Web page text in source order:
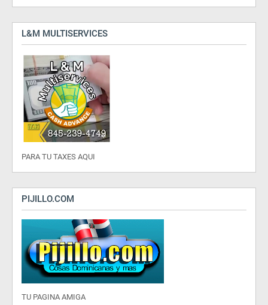
L&M MULTISERVICES
PARA TU TAXES AQUI
PIJILLO.COM
TU PAGINA AMIGA